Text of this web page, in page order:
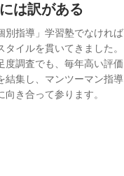
は訳がある
別指導」学習塾でなければ
イルを貫いてきました。
度調査でも、毎年高い評価
結集し、マンツーマン指導
き合って参ります。